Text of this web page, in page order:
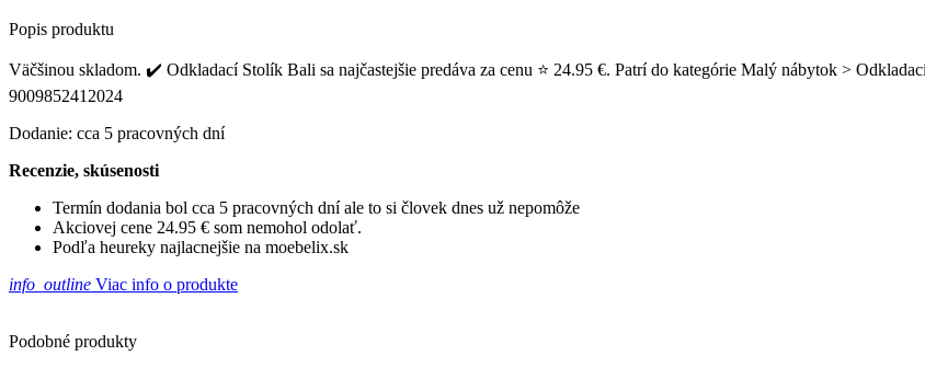
Popis produktu
Väčšinou skladom. ✔️ Odkladací Stolík Bali sa najčastejšie predáva za cenu ⭐ 24.95 €. Patrí do kategórie Malý nábytok >
9009852412024
Dodanie: cca 5 pracovných dní
Recenzie, skúsenosti
Termín dodania bol cca 5 pracovných dní ale to si človek dnes už nepomôže
Akciovej cene 24.95 € som nemohol odolať.
Podľa heureky najlacnejšie na moebelix.sk
info_outline Viac info o produkte
Podobné produkty